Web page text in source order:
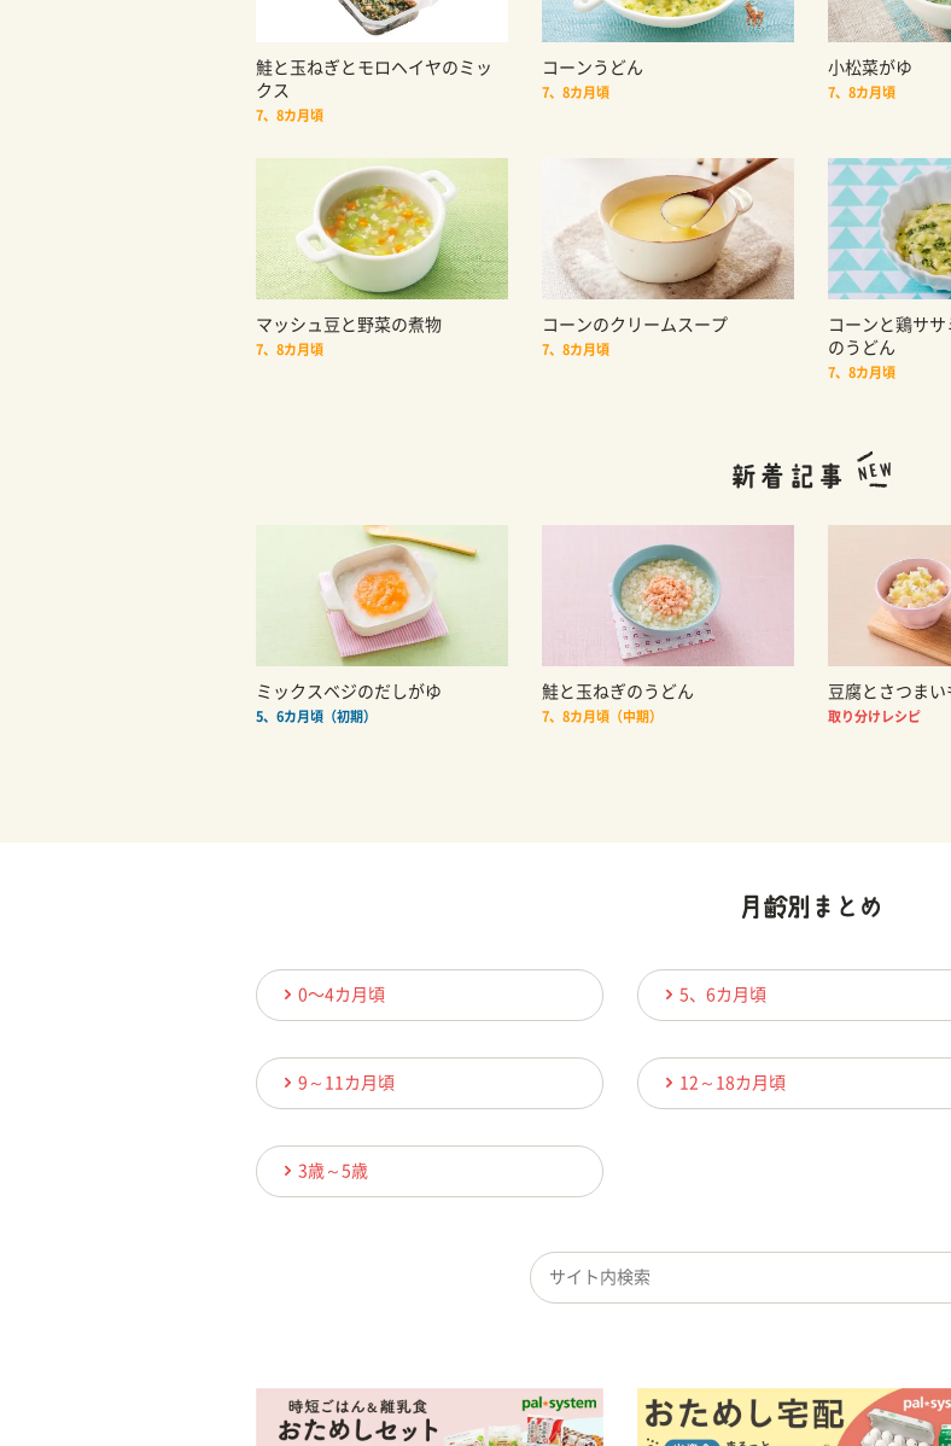
鮭と玉ねぎとモロヘイヤのミッ
クス
7、8カ月頃
コーンうどん
7、8カ月頃
小松菜がゆ
7、8カ月頃
マッシュ豆と野菜の煮物
7、8カ月頃
コーンのクリームスープ
7、8カ月頃
コーンと鶏サ
のうどん
7、8カ月頃
ミックスベジのだしがゆ
5、6カ月頃（初期）
鮭と玉ねぎのうどん
7、8カ月頃（中期）
豆腐とさつまい
取り分けレシピ
0〜4カ月頃 5、6カ月頃
9～11カ月頃 12～18カ月頃
3歳～5歳
検索キーワード入力